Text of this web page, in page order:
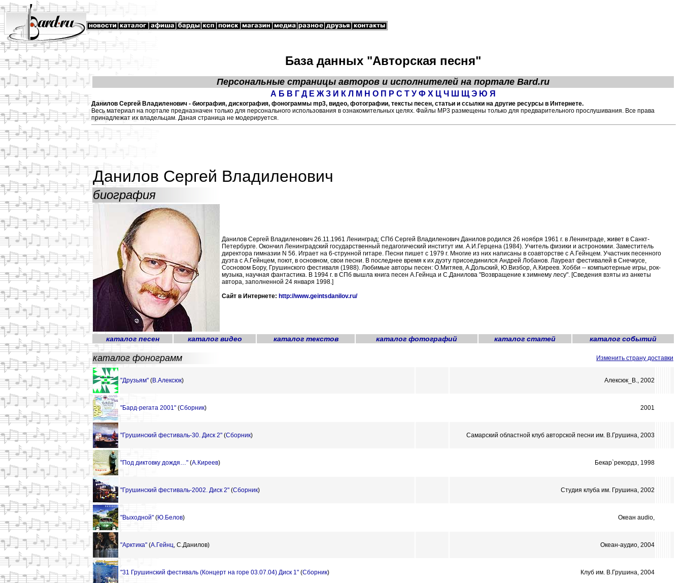
База данных "Авторская песня"
Персональные страницы авторов и исполнителей на портале Bard.ru
А Б В Г Д Е Ж З И К Л М Н О П Р С Т У Ф Х Ц Ч Ш Щ Э Ю Я
Данилов Сергей Владиленович - биография, дискография, фонограммы mp3, видео, фотографии, тексты песен, статьи и ссылки на другие ресурсы в Интернете.
Весь материал на портале предназначен только для персонального использования в ознакомительных целях. Файлы МР3 размещены только для предварительного прослушивания. Все права
принадлежат их владельцам. Даная страница не модерируется.
Данилов Сергей Владиленович
биография
Данилов Сергей Владиленович 26.11.1961 Ленинград; СПб Сергей Владиленович Данилов родился 26 ноября 1961 г. в Ленинграде, живет в Санкт-
Петербурге. Окончил Ленинградский государственный педагогический институт им. А.И.Герцена (1984). Учитель физики и астрономии. Заместитель
директора гимназии N 56. Играет на 6-струнной гитаре. Песни пишет с 1979 г. Многие из них написаны в соавторстве с А.Гейнцем. Участник песенного
дуэта с А.Гейнцем, поют, в основном, свои песни. В последнее время к их дуэту присоединился Андрей Лобанов. Лауреат фестивалей в Снечкусе,
Сосновом Бору, Грушинского фестиваля (1988). Любимые авторы песен: О.Митяев, А.Дольский, Ю.Визбор, А.Киреев. Хобби -- компьютерные игры, рок-
музыка, научная фантастика. В 1994 г. в СПб вышла книга песен А.Гейнца и С.Данилова "Возвращение к зимнему лесу". [Сведения взяты из анкеты
автора, заполненной 24 января 1998.]
Сайт в Интернете: http://www.geintsdanilov.ru/
каталог песен каталог видео каталог текстов каталог фотографий каталог статей каталог событий
каталог фонограмм Изменить страну доставки
"Друзьям" (В.Алексюк) Алексюк_В., 2002
"Бард-регата 2001" (Сборник) 2001
"Грушинский фестиваль-30. Диск 2" (Сборник) Самарский областной клуб авторской песни им. В.Грушина, 2003
"Под диктовку дождя…" (А.Киреев) Бекар`рекордз, 1998
"Грушинский фестиваль-2002. Диск 2" (Сборник) Студия клуба им. Грушина, 2002
"Выходной" (Ю.Белов) Океан audio,
"Арктика" (А.Гейнц, С.Данилов) Океан-аудио, 2004
"31 Грушинский фестиваль (Концерт на горе 03.07.04) Диск 1" (Сборник) Клуб им. В.Грушина, 2004